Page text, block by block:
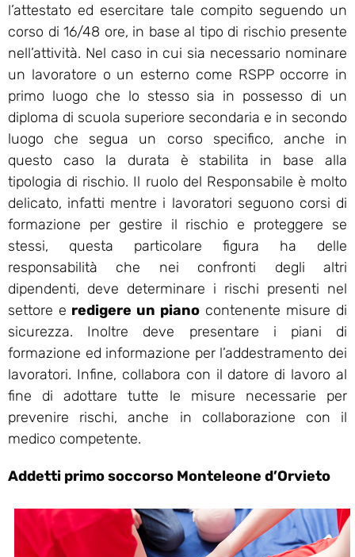
l’attestato ed esercitare tale compito seguendo un
corso di 16/48 ore, in base al tipo di rischio presente
nell’attività. Nel caso in cui sia necessario nominare
un lavoratore o un esterno come RSPP occorre in
primo luogo che lo stesso sia in possesso di un
diploma di scuola superiore secondaria e in secondo
luogo che segua un corso specifico, anche in
questo caso la durata è stabilita in base alla
tipologia di rischio. Il ruolo del Responsabile è molto
delicato, infatti mentre i lavoratori seguono corsi di
formazione per gestire il rischio e proteggere se
stessi, questa particolare figura ha delle
responsabilità che nei confronti degli altri
dipendenti, deve determinare i rischi presenti nel
settore e redigere un piano contenente misure di
sicurezza. Inoltre deve presentare i piani di
formazione ed informazione per l’addestramento dei
lavoratori. Infine, collabora con il datore di lavoro al
fine di adottare tutte le misure necessarie per
prevenire rischi, anche in collaborazione con il
medico competente.
Addetti primo soccorso Monteleone d’Orvieto